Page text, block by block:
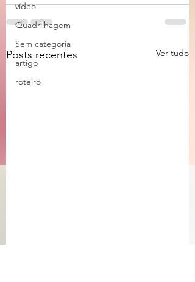
vídeo
Quadrilhagem
Sem categoria
artigo
roteiro
Posts recentes Ver tudo